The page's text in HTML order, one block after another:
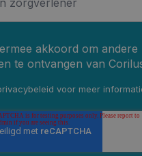
akkoord om andere
te ontvangen van
voor meer